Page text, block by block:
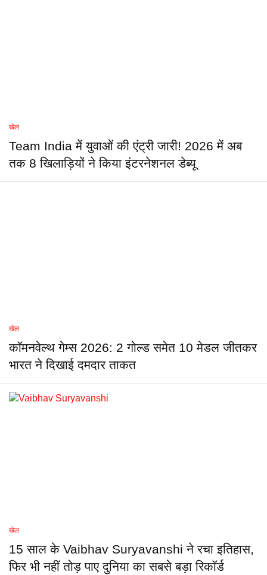
खेल
Team India में युवाओं की एंट्री जारी! 2026 में अब
तक 8 खिलाड़ियों ने किया इंटरनेशनल डेब्यू
खेल
कॉमनवेल्थ गेम्स 2026: 2 गोल्ड समेत 10 मेडल जीतकर
भारत ने दिखाई दमदार ताकत
खेल
15 साल के Vaibhav Suryavanshi ने रचा इतिहास,
फिर भी नहीं तोड़ पाए दुनिया का सबसे बड़ा रिकॉर्ड